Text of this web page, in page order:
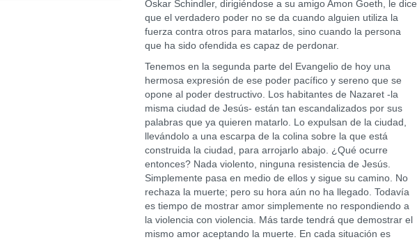
Oskar Schindler, dirigiéndose a su amigo Amon Goeth, le dice
que el verdadero poder no se da cuando alguien utiliza la
fuerza contra otros para matarlos, sino cuando la persona
que ha sido ofendida es capaz de perdonar.
Tenemos en la segunda parte del Evangelio de hoy una
hermosa expresión de ese poder pacífico y sereno que se
opone al poder destructivo. Los habitantes de Nazaret -la
misma ciudad de Jesús- están tan escandalizados por sus
palabras que ya quieren matarlo. Lo expulsan de la ciudad,
llevándolo a una escarpa de la colina sobre la que está
construida la ciudad, para arrojarlo abajo. ¿Qué ocurre
entonces? Nada violento, ninguna resistencia de Jesús.
Simplemente pasa en medio de ellos y sigue su camino. No
rechaza la muerte; pero su hora aún no ha llegado. Todavía
es tiempo de mostrar amor simplemente no respondiendo a
la violencia con violencia. Más tarde tendrá que demostrar el
mismo amor aceptando la muerte. En cada situación es